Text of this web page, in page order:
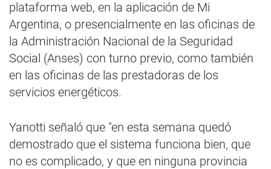
plataforma web, en la aplicación de Mi
Argentina, o presencialmente en las oficinas de
la Administración Nacional de la Seguridad
Social (Anses) con turno previo, como también
en las oficinas de las prestadoras de los
servicios energéticos.
Yanotti señaló que "en esta semana quedó
demostrado que el sistema funciona bien, que
no es complicado, y que en ninguna provincia